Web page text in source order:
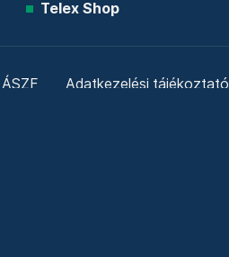
Telex Shop
ÁSZF Adatkezelési tájékoztató